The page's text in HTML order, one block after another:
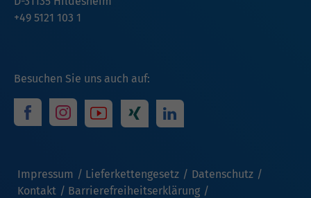
Besuchen Sie uns auch auf:
Impressum Lieferkettengesetz
Datenschutz
Kontakt
Barrierefreiheitserklärung
+49 5121 103 1